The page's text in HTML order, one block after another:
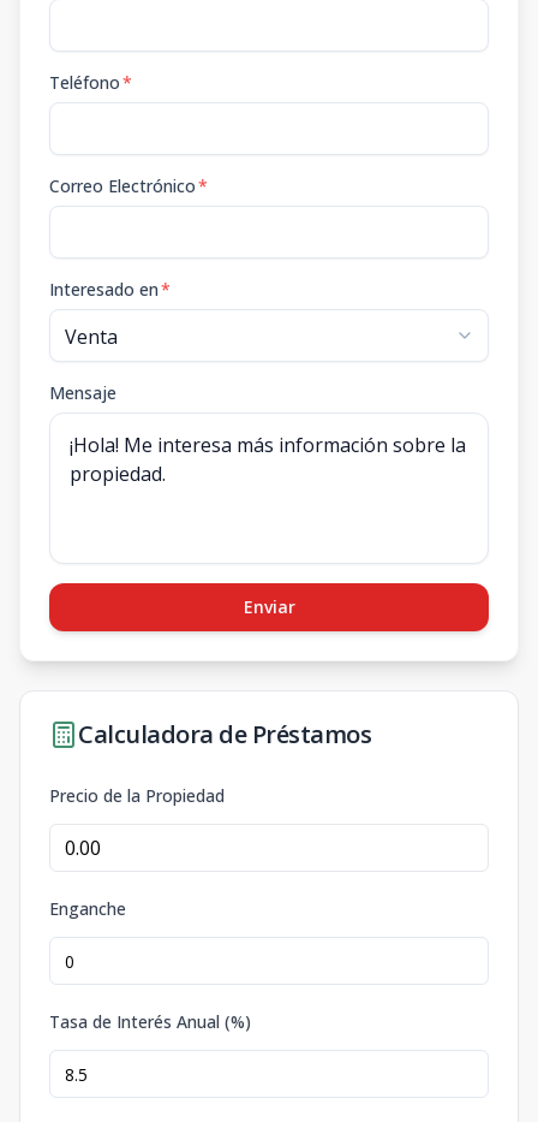
Teléfono*
Correo Electrónico*
Interesado en*
Mensaje
Enviar
Calculadora de Préstamos
Precio de la Propiedad
Enganche
Tasa de Interés Anual (%)